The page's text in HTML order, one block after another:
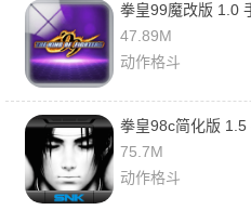
拳皇99魔改版 1.0
47.89M
动作格斗
拳皇98c简化版 1.5
75.7M
动作格斗